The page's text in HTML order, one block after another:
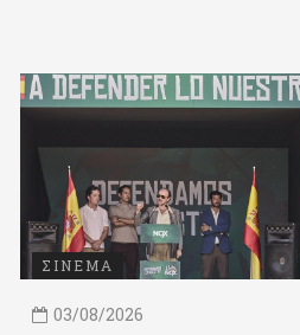
ΣΙΝΕΜΑ
03/08/2026